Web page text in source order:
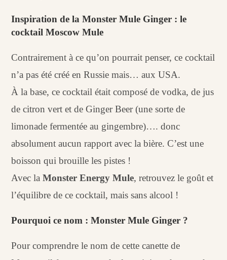
Inspiration de la Monster Mule Ginger : le
cocktail Moscow Mule
Contrairement à ce qu’on pourrait penser, ce cocktail
n’a pas été créé en Russie mais… aux USA.
À la base, ce cocktail était composé de vodka, de jus
de citron vert et de Ginger Beer (une sorte de
limonade fermentée au gingembre)…. donc
absolument aucun rapport avec la bière. C’est une
boisson qui brouille les pistes !
Avec laMonster Energy Mule, retrouvez le goût et
l’équilibre de ce cocktail, mais sans alcool !
Pourquoi ce nom : Monster Mule Ginger ?
Pour comprendre le nom de cette canette de